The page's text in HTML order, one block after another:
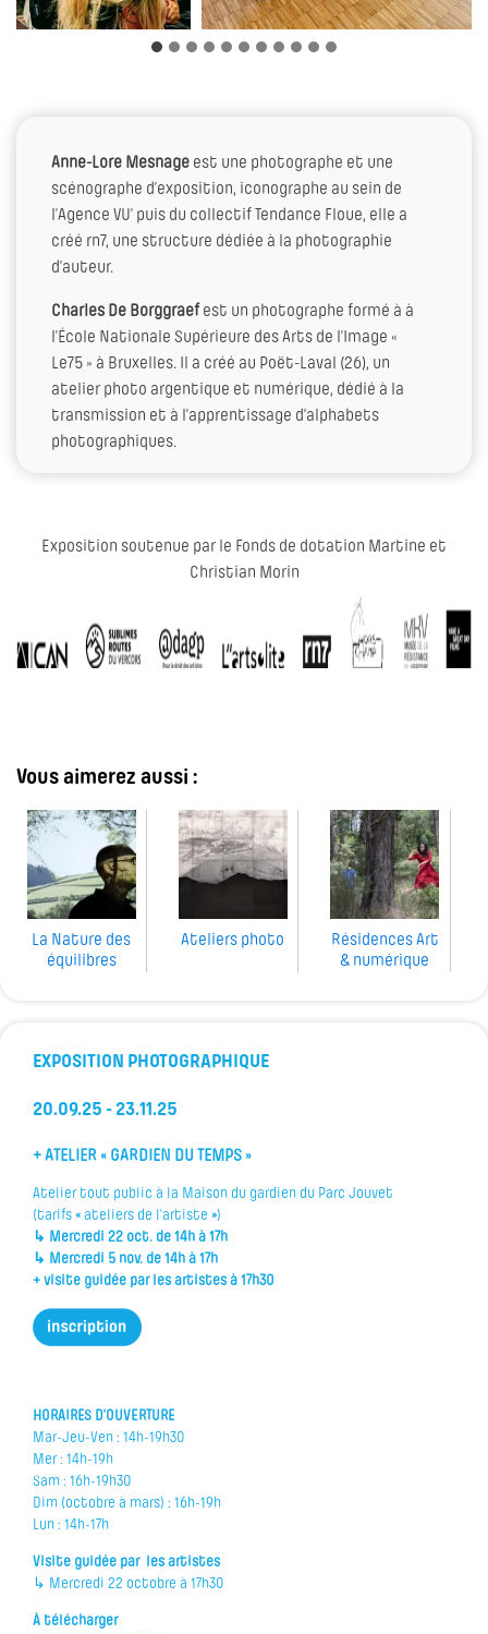
Anne-Lore Mesnage est une photographe et une
scénographe d’exposition, iconographe au sein de
l’Agence VU’ puis du collectif Tendance Floue, elle a
créé rn7, une structure dédiée à la photographie
d’auteur.
Charles De Borggraefest un photographe formé à à
l’École Nationale Supérieure des Arts de l’Image «
Le75 » à Bruxelles. Il a créé au Poët-Laval (26), un
atelier photo argentique et numérique, dédié à la
transmission et à l'apprentissage d'alphabets
photographiques.
Exposition soutenue par le Fonds de dotation Martine et
Christian Morin
Vous aimerez aussi :
La Nature des
équilibres
Ateliers photo
Résidences Art
& numérique
EXPOSITION PHOTOGRAPHIQUE
20.09.25 - 23.11.25
+ ATELIER « GARDIEN DU TEMPS »
Atelier tout public à la Maison du gardien du Parc Jouvet
(tarifs « ateliers de l'artiste »)
↳ Mercredi 22 oct. de 14h à 17h
↳ Mercredi 5 nov. de 14h à 17h
+ visite guidée par les artistes à 17h30
HORAIRES D'OUVERTURE
Mar-Jeu-Ven : 14h-19h30
Mer : 14h-19h
Sam : 16h-19h30
Dim (octobre à mars) : 16h-19h
Lun : 14h-17h
Visite guidée par les artistes
↳ Mercredi 22 octobre à 17h30
À télécharger